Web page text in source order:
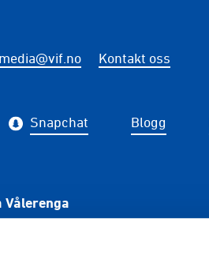
media@vif.no Kontakt oss
Snapchat Blogg
Vålerenga